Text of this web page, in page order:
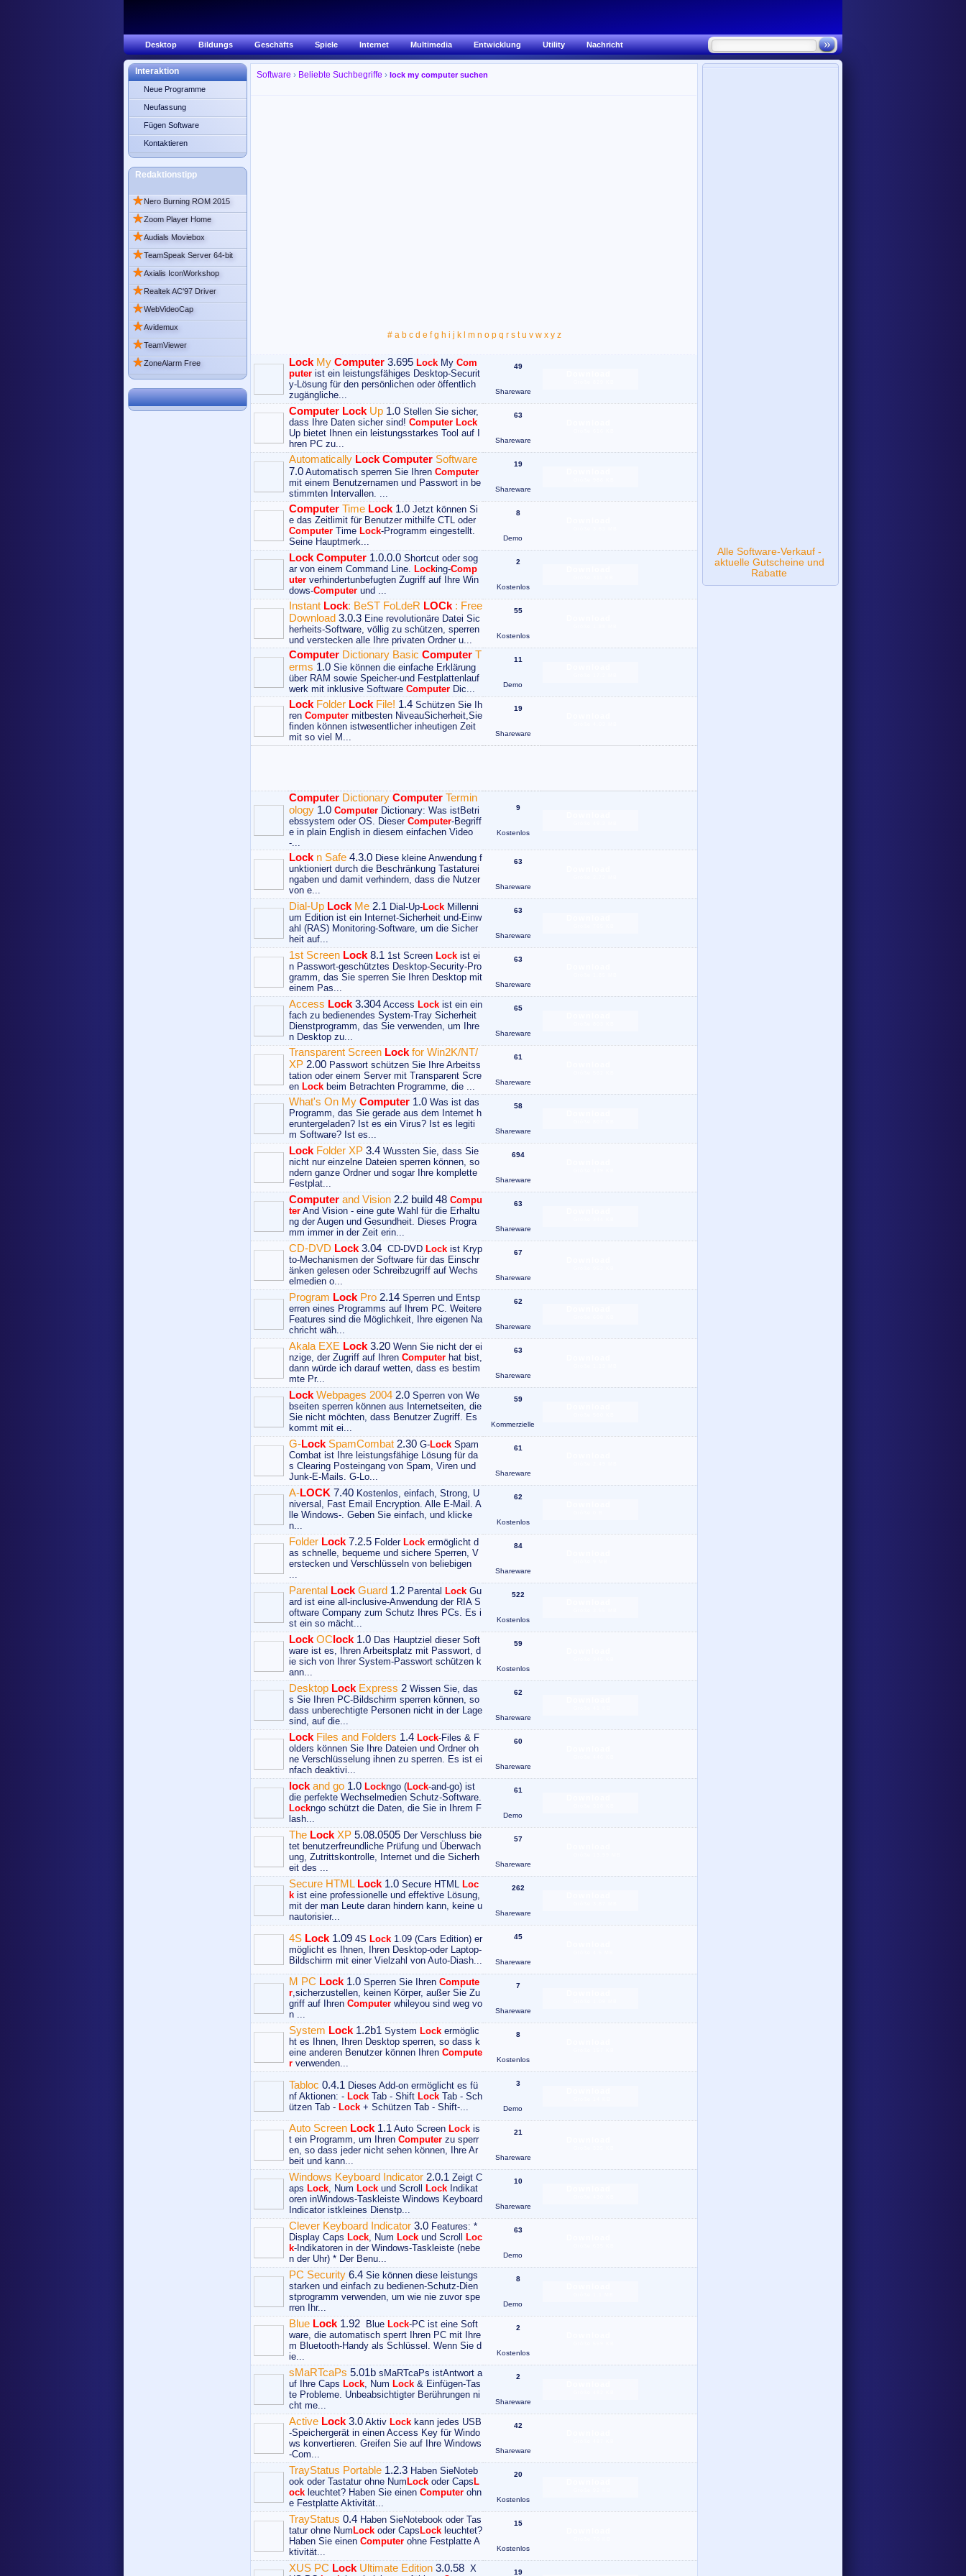
Desktop Bildungs Geschäfts Spiele Internet Multimedia Entwicklung Utility Nachricht
Software › Beliebte Suchbegriffe › lock my computer suchen
# a b c d e f g h i j k m n o p q r s t u v w x y z
Lock My Computer 3.695 Lock My Com
puter ist ein leistungsfähiges Desktop-Securit
y-Lösung für den persönlichen oder öffentlich
zugängliche...
49
Shareware
Computer Lock Up 1.0 Stellen Sie sicher,
dass Ihre Daten sicher sind! Computer Lock
Up bietet Ihnen ein leistungsstarkes Tool auf I
hren PC zu...
63
Shareware
Automatically Lock Computer Software
7.0 Automatisch sperren Sie Ihren Computer
mit einem Benutzernamen und Passwort in be
stimmten Intervallen. ...
19
Shareware
Computer Time Lock 1.0 Jetzt können Si
e das Zeitlimit für Benutzer mithilfe CTL oder
Computer Time Lock-Programm eingestellt.
Seine Hauptmerk...
8
Demo
Lock Computer 1.0.0.0 Shortcut oder sog
ar von einem Command Line. Locking-Comp
uter verhindertunbefugten Zugriff auf Ihre Win
dows-Computer und ...
2
Kostenlos
Instant Lock: BeST FoLdeR LOCk : Free
Download 3.0.3 Eine revolutionäre Datei Sic
herheits-Software, völlig zu schützen, sperren
und verstecken alle Ihre privaten Ordner u...
55
Kostenlos
Computer Dictionary Basic Computer T
erms 1.0 Sie können die einfache Erklärung
über RAM sowie Speicher-und Festplattenlauf
werk mit inklusive Software Computer Dic...
11
Demo
Lock Folder Lock File! 1.4 Schützen Sie Ih
ren Computer mitbesten NiveauSicherheit,Sie
finden können istwesentlicher inheutigen Zeit
mit so viel M...
19
Shareware
Computer Dictionary Computer Termin
ology 1.0 Computer Dictionary: Was istBetri
ebssystem oder OS. Dieser Computer-Begriff
e in plain English in diesem einfachen Video
-...
9
Kostenlos
Lock n Safe 4.3.0 Diese kleine Anwendung f
unktioniert durch die Beschränkung Tastaturei
ngaben und damit verhindern, dass die Nutzer
von e...
63
Shareware
Dial-Up Lock Me 2.1 Dial-Up-Lock Millenni
um Edition ist ein Internet-Sicherheit und-Einw
ahl (RAS) Monitoring-Software, um die Sicher
heit auf...
63
Shareware
1st Screen Lock 8.1 1st Screen Lock ist ei
n Passwort-geschütztes Desktop-Security-Pro
gramm, das Sie sperren Sie Ihren Desktop mit
einem Pas...
63
Shareware
Access Lock 3.304 Access Lock ist ein ein
fach zu bedienendes System-Tray Sicherheit
Dienstprogramm, das Sie verwenden, um Ihre
n Desktop zu...
65
Shareware
Transparent Screen Lock for Win2K/NT/
XP 2.00 Passwort schützen Sie Ihre Arbeitss
tation oder einem Server mit Transparent Scre
en Lock beim Betrachten Programme, die ...
61
Shareware
What's On My Computer 1.0 Was ist das
Programm, das Sie gerade aus dem Internet h
eruntergeladen? Ist es ein Virus? Ist es legiti
m Software? Ist es...
58
Shareware
Lock Folder XP 3.4 Wussten Sie, dass Sie
nicht nur einzelne Dateien sperren können, so
ndern ganze Ordner und sogar Ihre komplette
Festplat...
694
Shareware
Computer and Vision 2.2 build 48 Compu
ter And Vision - eine gute Wahl für die Erhaltu
ng der Augen und Gesundheit. Dieses Progra
mm immer in der Zeit erin...
63
Shareware
CD-DVD Lock 3.04 CD-DVD Lock ist Kryp
to-Mechanismen der Software für das Einschr
änken gelesen oder Schreibzugriff auf Wechs
elmedien o...
67
Shareware
Program Lock Pro 2.14 Sperren und Entsp
erren eines Programms auf Ihrem PC. Weitere
Features sind die Möglichkeit, Ihre eigenen Na
chricht wäh...
62
Shareware
Akala EXE Lock 3.20 Wenn Sie nicht der ei
nzige, der Zugriff auf Ihren Computer hat bist,
dann würde ich darauf wetten, dass es bestim
mte Pr...
63
Shareware
Lock Webpages 2004 2.0 Sperren von We
bseiten sperren können aus Internetseiten, die
Sie nicht möchten, dass Benutzer Zugriff. Es
kommt mit ei...
59
Kommerzielle
G-Lock SpamCombat 2.30 G-Lock Spam
Combat ist Ihre leistungsfähige Lösung für da
s Clearing Posteingang von Spam, Viren und
Junk-E-Mails. G-Lo...
61
Shareware
A-LOCK 7.40 Kostenlos, einfach, Strong, U
niversal, Fast Email Encryption. Alle E-Mail. A
lle Windows-. Geben Sie einfach, und klicke
n...
62
Kostenlos
Folder Lock 7.2.5 Folder Lock ermöglicht d
as schnelle, bequeme und sichere Sperren, V
erstecken und Verschlüsseln von beliebigen
...
84
Shareware
Parental Lock Guard 1.2 Parental Lock Gu
ard ist eine all-inclusive-Anwendung der RIA S
oftware Company zum Schutz Ihres PCs. Es i
st ein so mächt...
522
Kostenlos
Lock OClock 1.0 Das Hauptziel dieser Soft
ware ist es, Ihren Arbeitsplatz mit Passwort, d
ie sich von Ihrer System-Passwort schützen k
ann...
59
Kostenlos
Desktop Lock Express 2 Wissen Sie, das
s Sie Ihren PC-Bildschirm sperren können, so
dass unberechtigte Personen nicht in der Lage
sind, auf die...
62
Shareware
Lock Files and Folders 1.4 Lock-Files & F
olders können Sie Ihre Dateien und Ordner oh
ne Verschlüsselung ihnen zu sperren. Es ist ei
nfach deaktivi...
60
Shareware
lock and go 1.0 Lockngo (Lock-and-go) ist
die perfekte Wechselmedien Schutz-Software.
Lockngo schützt die Daten, die Sie in Ihrem F
lash...
61
Demo
The Lock XP 5.08.0505 Der Verschluss bie
tet benutzerfreundliche Prüfung und Überwach
ung, Zutrittskontrolle, Internet und die Sicherh
eit des ...
57
Shareware
Secure HTML Lock 1.0 Secure HTML Loc
k ist eine professionelle und effektive Lösung,
mit der man Leute daran hindern kann, keine u
nautorisier...
262
Shareware
4S Lock 1.09 4S Lock 1.09 (Cars Edition) er
möglicht es Ihnen, Ihren Desktop-oder Laptop-
Bildschirm mit einer Vielzahl von Auto-Diash...
45
Shareware
M PC Lock 1.0 Sperren Sie Ihren Compute
r,sicherzustellen, keinen Körper, außer Sie Zu
griff auf Ihren Computer whileyou sind weg vo
n ...
7
Shareware
System Lock 1.2b1 System Lock ermöglic
ht es Ihnen, Ihren Desktop sperren, so dass k
eine anderen Benutzer können Ihren Compute
r verwenden...
8
Kostenlos
Tabloc 0.4.1 Dieses Add-on ermöglicht es fü
nf Aktionen: - Lock Tab - Shift Lock Tab - Sch
ützen Tab - Lock + Schützen Tab - Shift-...
3
Demo
Auto Screen Lock 1.1 Auto Screen Lock is
t ein Programm, um Ihren Computer zu sperr
en, so dass jeder nicht sehen können, Ihre Ar
beit und kann...
21
Shareware
Windows Keyboard Indicator 2.0.1 Zeigt C
aps Lock, Num Lock und Scroll Lock Indikat
oren inWindows-Taskleiste Windows Keyboard
Indicator istkleines Dienstp...
10
Shareware
Clever Keyboard Indicator 3.0 Features: *
Display Caps Lock, Num Lock und Scroll
Loc
k-Indikatoren in der Windows-Taskleiste (nebe
n der Uhr) * Der Benu...
63
Demo
PC Security 6.4 Sie können diese leistungs
starken und einfach zu bedienen-Schutz-Dien
stprogramm verwenden, um wie nie zuvor spe
rren Ihr...
8
Demo
Blue Lock 1.92 Blue Lock-PC ist eine Soft
ware, die automatisch sperrt Ihren PC mit Ihre
m Bluetooth-Handy als Schlüssel. Wenn Sie d
ie...
2
Kostenlos
sMaRTcaPs 5.01b sMaRTcaPs istAntwort a
uf Ihre Caps Lock, Num Lock & Einfügen-Tas
te Probleme. Unbeabsichtigter Berührungen ni
cht me...
2
Shareware
Active Lock 3.0 Aktiv Lock kann jedes USB
-Speichergerät in einen Access Key für Windo
ws konvertieren. Greifen Sie auf Ihre Windows
-Com...
42
Shareware
TrayStatus Portable 1.2.3 Haben SieNoteb
ook oder Tastatur ohne Num Lock oder Caps L
ock leuchtet? Haben Sie einen Computer ohn
e Festplatte Aktivität...
20
Kostenlos
TrayStatus 0.4 Haben SieNotebook oder Tas
tatur ohne Num Lock oder Caps Lock leuchtet?
Haben Sie einen Computer ohne Festplatte A
ktivität...
15
Kostenlos
XUS PC Lock Ultimate Edition 3.0.58 X
19
Alle Software-Verkauf -
aktuelle Gutscheine und
Rabatte
Interaktion
Neue Programme
Neufassung
Fügen Software
Kontaktieren
Redaktionstipp
★Nero Burning ROM 2015
★Zoom Player Home
★Audials Moviebox
★TeamSpeak Server 64-bit
★Axialis IconWorkshop
★Realtek AC'97 Driver
★WebVideoCap
★Avidemux
★TeamViewer
★ZoneAlarm Free